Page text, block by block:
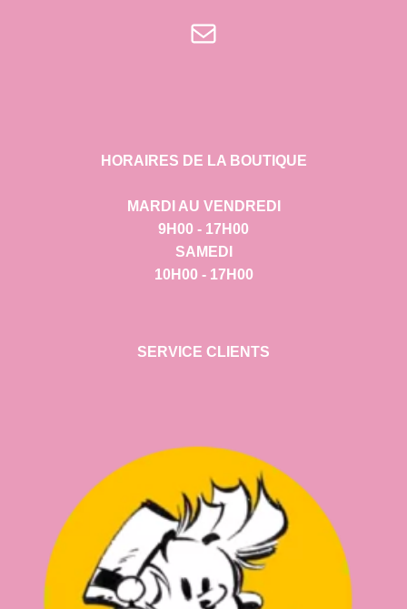
E-mail
HORAIRES DE LA BOUTIQUE
MARDI AU VENDREDI
9H00 - 17H00
SAMEDI
10H00 - 17H00
SERVICE CLIENTS